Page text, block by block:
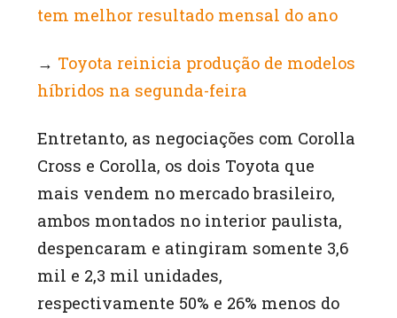
tem melhor resultado mensal do ano
→ Toyota reinicia produção de modelos
híbridos na segunda-feira
Entretanto, as negociações com Corolla
Cross e Corolla, os dois Toyota que
mais vendem no mercado brasileiro,
ambos montados no interior paulista,
despencaram e atingiram somente 3,6
mil e 2,3 mil unidades,
respectivamente 50% e 26% menos do